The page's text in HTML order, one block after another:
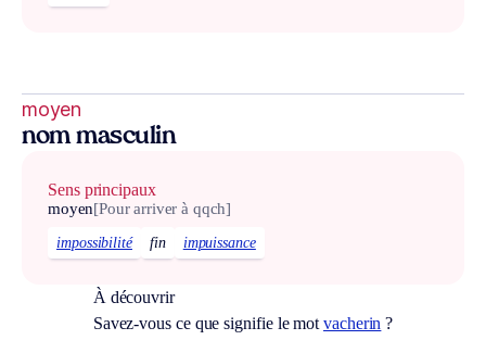
moyen
nom masculin
Sens principaux
moyen[Pour arriver à qqch]
impossibilité fin impuissance
À découvrir
Savez-vous ce que signifie le motvacherin ?